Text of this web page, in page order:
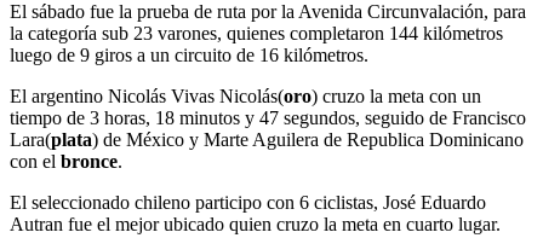
El sábado fue la prueba de ruta por la Avenida Circunvalación, para
la categoría sub 23 varones, quienes completaron 144 kilómetros
luego de 9 giros a un circuito de 16 kilómetros.
El argentino Nicolás Vivas Nicolás(oro) cruzo la meta con un
tiempo de 3 horas, 18 minutos y 47 segundos, seguido de Francisco
Lara(plata) de México y Marte Aguilera de Republica Dominicano
con el bronce.
El seleccionado chileno participo con 6 ciclistas, José Eduardo
Autran fue el mejor ubicado quien cruzo la meta en cuarto lugar.